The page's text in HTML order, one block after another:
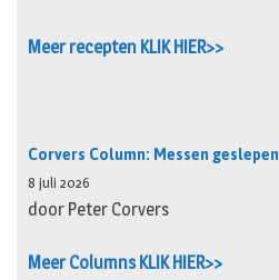
Meer recepten KLIK HIER>>
Corvers Column: Messen geslepen
8 juli 2026
door Peter Corvers
Meer Columns KLIK HIER>>